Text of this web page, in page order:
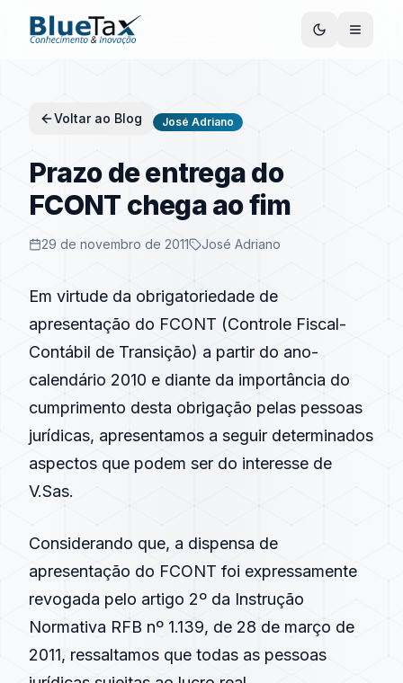
Voltar ao Blog José Adriano
Prazo de entrega do
FCONT chega ao fim
29 de novembro de 2011 José Adriano
Em virtude da obrigatoriedade de
apresentação do FCONT (Controle Fiscal-
Contábil de Transição) a partir do ano-
calendário 2010 e diante da importância do
cumprimento desta obrigação pelas pessoas
jurídicas, apresentamos a seguir determinados
aspectos que podem ser do interesse de
V.Sas.
Considerando que, a dispensa de
apresentação do FCONT foi expressamente
revogada pelo artigo 2º da Instrução
Normativa RFB nº 1.139, de 28 de março de
2011, ressaltamos que todas as pessoas